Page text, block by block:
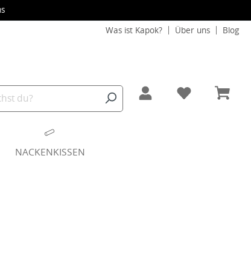
Was ist Kapok?
Über uns Blog
NACKENKISSEN